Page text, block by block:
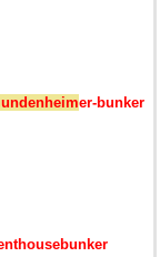
er-bunker